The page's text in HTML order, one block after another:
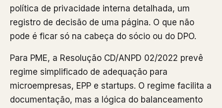
política de privacidade interna detalhada, um
registro de decisão de uma página. O que não
pode é ficar só na cabeça do sócio ou do DPO.
Para PME, a Resolução CD/ANPD 02/2022 prevê
regime simplificado de adequação para
microempresas, EPP e startups. O regime facilita a
documentação, mas a lógica do balanceamento